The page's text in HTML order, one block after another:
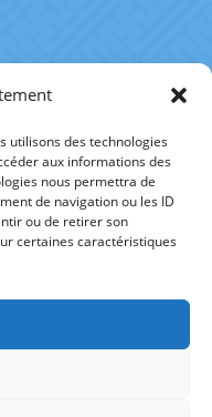
utilisons des technologies
aux informations des
nous permettra de
de navigation ou les ID
ou de retirer son
certaines caractéristiques